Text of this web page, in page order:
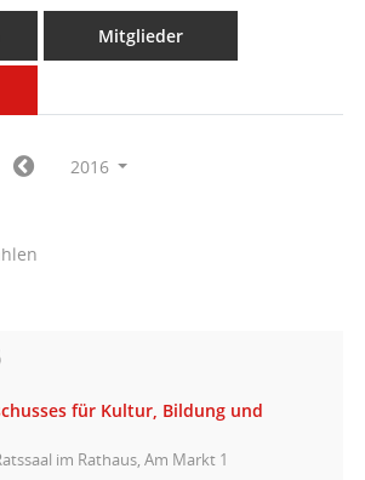
Mitglieder
2016
für Kultur, Bildung und
im Rathaus, Am Markt 1